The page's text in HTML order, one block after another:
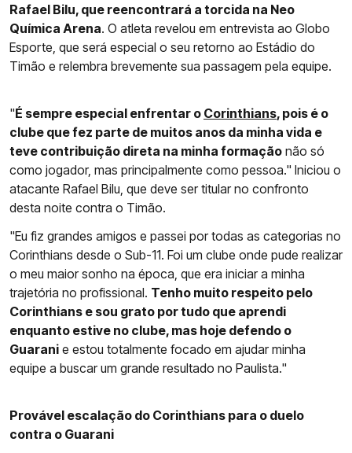
Rafael Bilu, que reencontrará a torcida na Neo
Química Arena. O atleta revelou em entrevista ao Globo
Esporte, que será especial o seu retorno ao Estádio do
Timão e relembra brevemente sua passagem pela equipe.
"É sempre especial enfrentar o Corinthians, pois é o
clube que fez parte de muitos anos da minha vida e
teve contribuição direta na minha formação não só
como jogador, mas principalmente como pessoa." Iniciou o
atacante Rafael Bilu, que deve ser titular no confronto
desta noite contra o Timão.
"Eu fiz grandes amigos e passei por todas as categorias no
Corinthians desde o Sub-11. Foi um clube onde pude realizar
o meu maior sonho na época, que era iniciar a minha
trajetória no profissional. Tenho muito respeito pelo
Corinthians e sou grato por tudo que aprendi
enquanto estive no clube, mas hoje defendo o
Guarani e estou totalmente focado em ajudar minha
equipe a buscar um grande resultado no Paulista."
Provável escalação do Corinthians para o duelo
contra o Guarani